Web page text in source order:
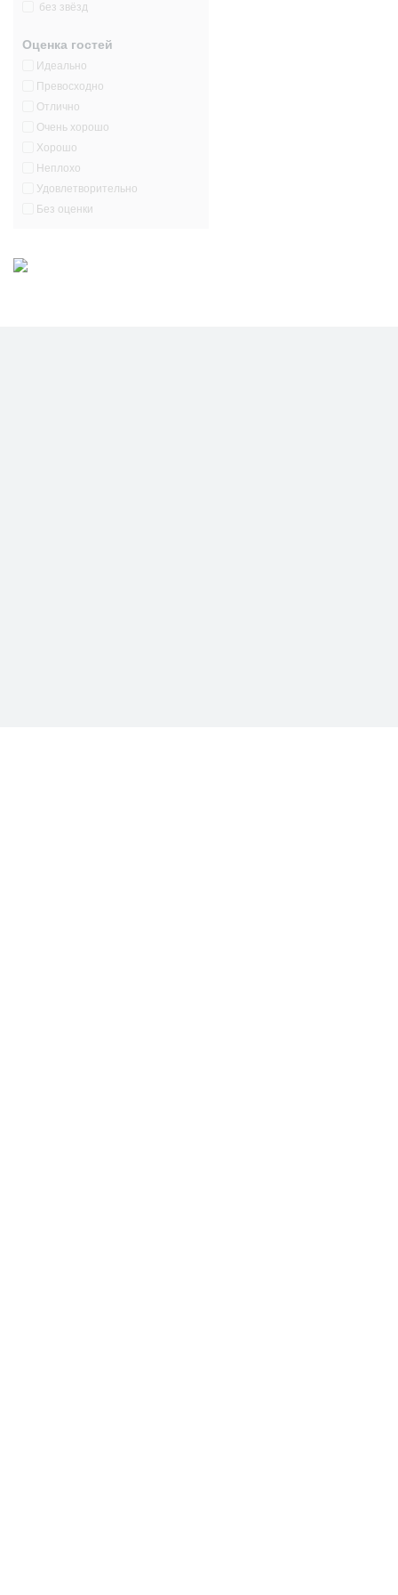
без звёзд
Оценка гостей
Идеально
Превосходно
Отлично
Очень хорошо
Хорошо
Неплохо
Удовлетворительно
Без оценки